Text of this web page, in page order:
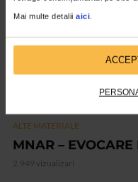
Mai multe detalii aici
ALTE MATERIALE
MNAR –
2.949 vizualizari